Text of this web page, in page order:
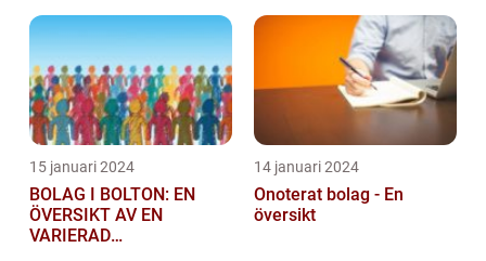
15 januari 2024
BOLAG I BOLTON: EN
ÖVERSIKT AV EN
VARIERAD
14 januari 2024
Onoterat bolag - En
översikt